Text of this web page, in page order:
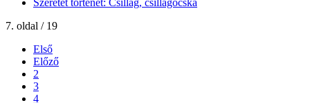
Szeretet történet: Csillag, csillagocska
7. oldal / 19
Első
Előző
2
3
4